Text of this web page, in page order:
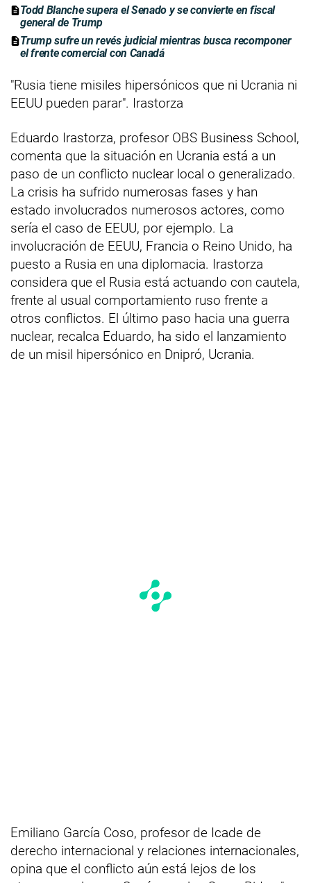
Todd Blanche supera el Senado y se convierte en fiscal
general de Trump
Trump sufre un revés judicial mientras busca recomponer
el frente comercial con Canadá
"Rusia tiene misiles hipersónicos que ni Ucrania ni
EEUU pueden parar". Irastorza
Eduardo Irastorza, profesor OBS Business School,
comenta que la situación en Ucrania está a un
paso de un conflicto nuclear local o generalizado.
La crisis ha sufrido numerosas fases y han
estado involucrados numerosos actores, como
sería el caso de EEUU, por ejemplo. La
involucración de EEUU, Francia o Reino Unido, ha
puesto a Rusia en una diplomacia. Irastorza
considera que el Rusia está actuando con cautela,
frente al usual comportamiento ruso frente a
otros conflictos. El último paso hacia una guerra
nuclear, recalca Eduardo, ha sido el lanzamiento
de un misil hipersónico en Dnipró, Ucrania.
Emiliano García Coso, profesor de Icade de
derecho internacional y relaciones internacionales,
opina que el conflicto aún está lejos de los